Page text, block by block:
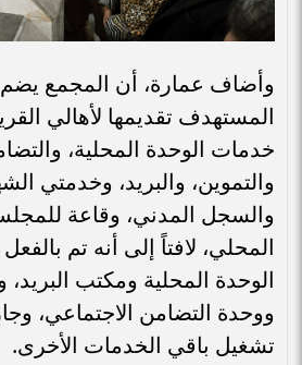
وأضاف عمارة، أن المجمع
المستهدف تقديمها لأهالي
خدمات الوحدة المحلية،
والتموين، والبريد، وخدمتي
والسجل المدني، وقاعة
المحلي، لافتاً إلى أنه تم
الوحدة المحلية ومكتب
ووحدة التضامن الاجتماعي،
تشغيل باقي الخدمات الأخرى.